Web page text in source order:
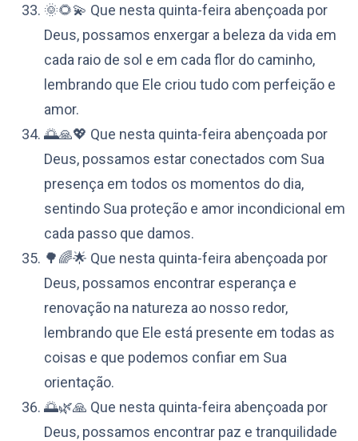
🌞🌻💫 Que nesta quinta-feira abençoada por
Deus, possamos enxergar a beleza da vida em
cada raio de sol e em cada flor do caminho,
lembrando que Ele criou tudo com perfeição e
amor.
🌅🙏💖 Que nesta quinta-feira abençoada por
Deus, possamos estar conectados com Sua
presença em todos os momentos do dia,
sentindo Sua proteção e amor incondicional em
cada passo que damos.
🌳🌈🌟 Que nesta quinta-feira abençoada por
Deus, possamos encontrar esperança e
renovação na natureza ao nosso redor,
lembrando que Ele está presente em todas as
coisas e que podemos confiar em Sua
orientação.
🌅🌿🙏 Que nesta quinta-feira abençoada por
Deus, possamos encontrar paz e tranquilidade